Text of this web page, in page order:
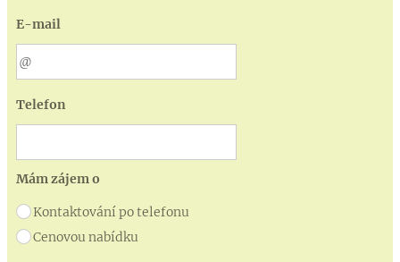
E-mail
Telefon
Mám zájem o
Kontaktování po telefonu
Cenovou nabídku